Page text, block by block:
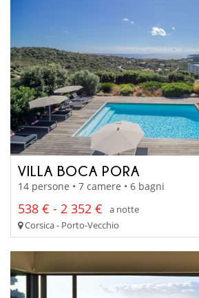
VILLA BOCA PORA
14 persone • 7 camere • 6 bagni
538 € - 2 352 €
a notte
Corsica - Porto-Vecchio